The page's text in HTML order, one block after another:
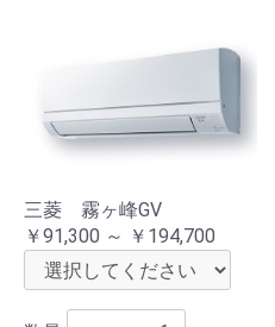
三菱 霧ヶ峰GV
￥91,300 ～ ￥194,700